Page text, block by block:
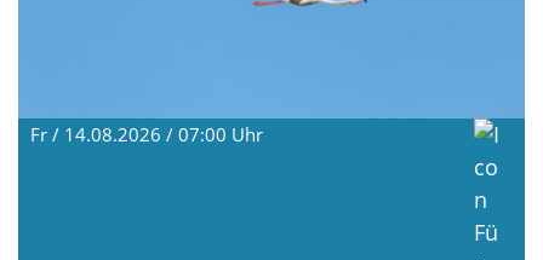
Fr / 14.08.2026 / 07:00 Uhr